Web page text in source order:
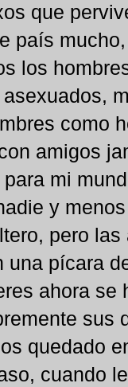
que
país
los
como
amigos
mi
y
pero
una pícara
ahora se
sus
quedado
cuando